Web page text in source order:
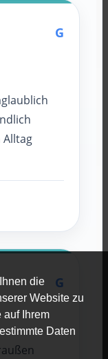
die
Website zu
auf Ihrem
Daten
G
G